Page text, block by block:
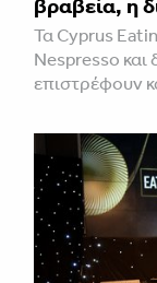
βραβεία, η
Τα Cyprus
Nespresso και
επιστρέφουν